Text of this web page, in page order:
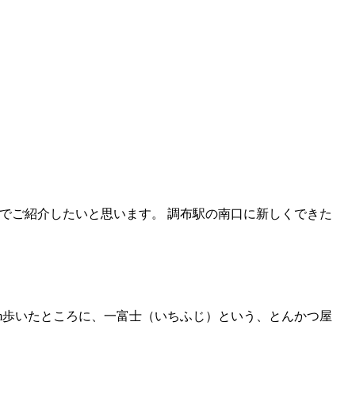
ご紹介したいと思います。 調布駅の南口に新しくできた
いたところに、一富士（いちふじ）という、とんかつ屋